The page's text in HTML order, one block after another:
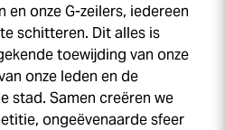
en onze G-zeilers, iedereen
schitteren. Dit alles is
toewijding van onze
onze leden en de
stad. Samen creëren we
ongeëvenaarde sfeer